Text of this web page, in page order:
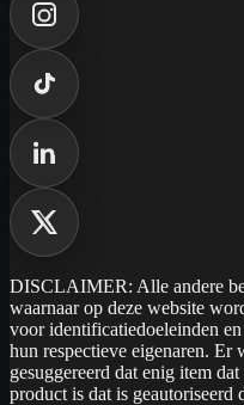
DISCLAIMER: Alle andere
waarnaar op deze website
voor identificatiedoeleinden
hun respectieve eigenaren. Er
gesuggereerd dat enig item
product is dat is